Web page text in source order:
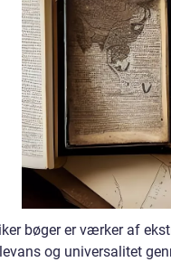
bøger er værker af
og universalitet